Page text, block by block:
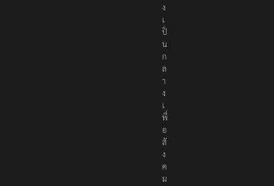
ง
เ
ป็
น
ก
ล
า
ง
เ
พื่
อ
สั
ง
ค
ม